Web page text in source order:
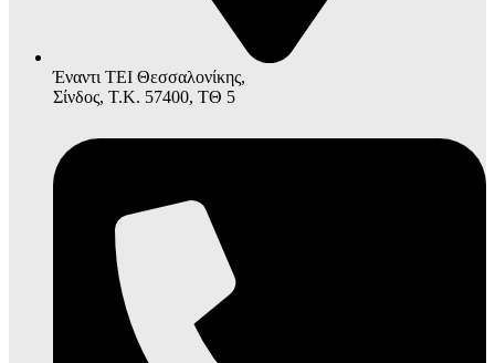
Έναντι ΤΕΙ Θεσσαλονίκης,
Σίνδος, Τ.Κ. 57400, ΤΘ 5